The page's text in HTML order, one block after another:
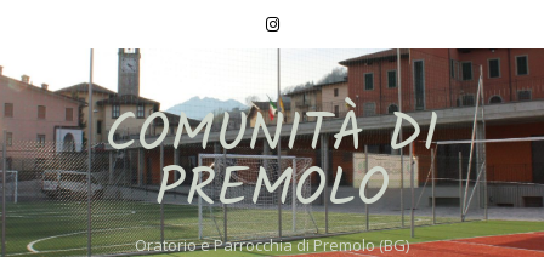
COMUNITÀ DI
PREMOLO
Oratorio e Parrocchia di Premolo (BG)